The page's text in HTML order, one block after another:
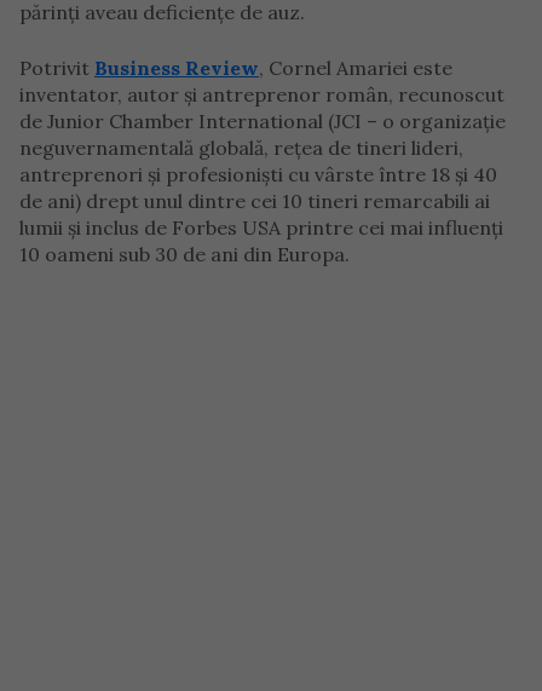
părinți aveau deficiențe de auz.
Potrivit Business Review, Cornel Amariei este
inventator, autor și antreprenor român, recunoscut
de Junior Chamber International (JCI – o organizație
neguvernamentală globală, rețea de tineri lideri,
antreprenori și profesioniști cu vârste între 18 și 40
de ani) drept unul dintre cei 10 tineri remarcabili ai
lumii și inclus de Forbes USA printre cei mai influenți
10 oameni sub 30 de ani din Europa.